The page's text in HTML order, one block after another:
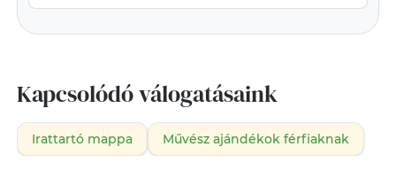
Kapcsolódó válogatásaink
Irattartó mappa Művész ajándékok férfiaknak